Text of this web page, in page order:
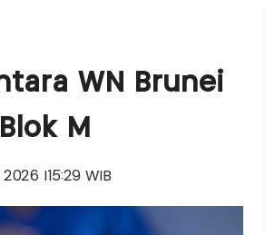
WN Brunei
M
|15:29 WIB